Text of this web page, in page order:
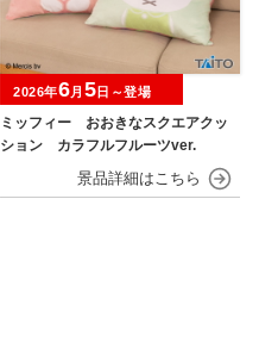
ミッフィー おおきなスクエアクッ
ション カラフルフルーツver.
2026年6月 5日～登場